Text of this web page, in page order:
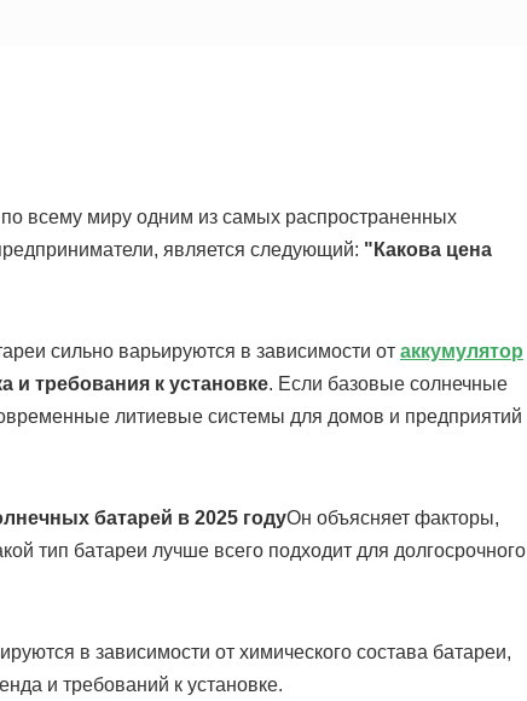
всему миру одним из самых распространенных
является следующий: "Какова цена
сильно варьируются в зависимости от аккумулятор
и требования к установке. Если базовые солнечные
литиевые системы для домов и предприятий
батарей в 2025 годуОн объясняет факторы,
тип батареи лучше всего подходит для долгосрочного